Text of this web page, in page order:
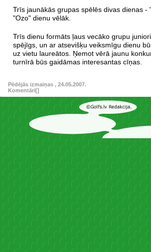
Trīs jaunākās grupas spēlēs divas dienas -
"Ozo" dienu vēlāk.
Trīs dienu formāts ļaus vecāko grupu
spējīgs, un ar atsevišķu veiksmīgu dienu
uz vietu laureātos. Ņemot vērā jaunu
turnīrā būs gaidāmas interesantas cīņas.
Pēdējās izmaiņas , 24.05.2007.
Komentāri[]